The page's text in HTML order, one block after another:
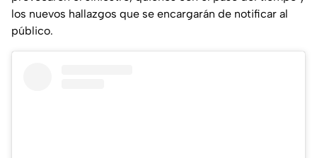
los nuevos hallazgos que se encargarán de notificar al
público.